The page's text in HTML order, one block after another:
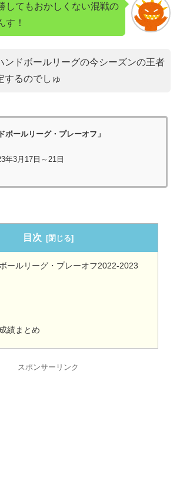
してもおかしくない混戦の
す！
ンドボールリーグの今シーズンの王者
するのでしゅ
ボールリーグ・プレーオフ」
年3月17日～21日
目次
ールリーグ・プレーオフ2022-2023
績まとめ
スポンサーリンク